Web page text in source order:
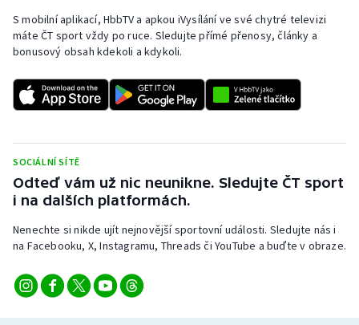
Short track
Sportovní střelba
Triatlon
Veslování
Vodní slalom
Volejbal
Ostatní
S mobilní aplikací, HbbTV a apkou iVysílání ve své chytré televizi
máte ČT sport vždy po ruce. Sledujte přímé přenosy, články a
bonusový obsah kdekoli a kdykoli.
SOCIÁLNÍ SÍTĚ
Odteď vám už nic neunikne. Sledujte ČT sport
i na dalších platformách.
Nenechte si nikde ujít nejnovější sportovní události. Sledujte nás i
na Facebooku, X, Instagramu, Threads či YouTube a buďte v obraze.